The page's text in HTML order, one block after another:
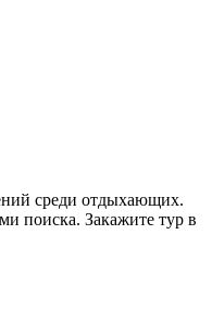
среди отдыхающих.
поиска. Закажите тур в